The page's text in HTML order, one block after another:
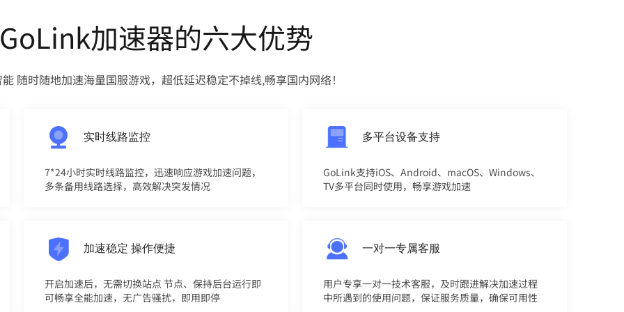
加速器的六大优势
随时随地加速海量国服游戏，超低延迟稳定不掉线,畅享国内网络！
实时线路监控
7*24小时实时线路监控，迅速响应游戏加速问题，
多条备用线路选择，高效解决突发情况
多平台设备支持
GoLink支持iOS、Android、macOS、Windows、
TV多平台同时使用，畅享游戏加速
加速稳定 操作便捷
开启加速后，无需切换站点 节点、保持后台运行即
可畅享全能加速，无广告骚扰，即用即停
一对一专属客服
用户专享一对一技术客服，及时跟进解决加速过程
中所遇到的使用问题，保证服务质量，确保可用性